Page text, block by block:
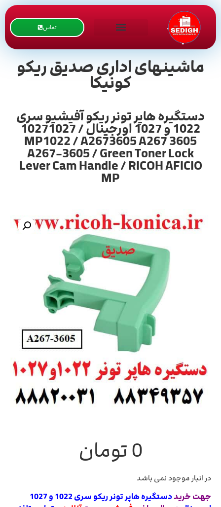
تماس
ماشینهای اداری صدیق ریکو
کونیکا
دستگیره هاپر تونر ریکو آفیشیو سری
1022 و 1027 اورجینال / 10271027
MP1022 / A2673605 A267 3605
A267-3605 / Green Toner Lock
Lever Cam Handle / RICOH AFICIO
MP
0تومان
در انبار موجود نمی باشد
جهت خرید
دستگیره هاپر تونر ریکو سری 1022 و 1027